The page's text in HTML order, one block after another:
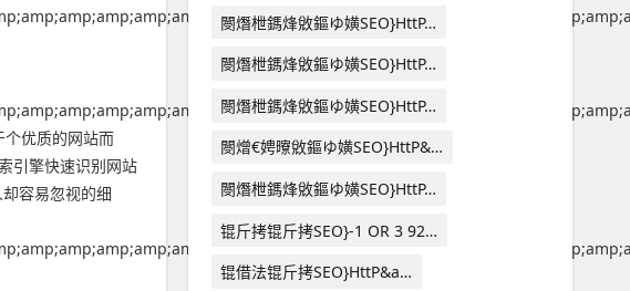
个优质的网站而
引擎快速识别网站
容易忽视的细
閿熸枻鎷烽敓鏂ゆ嫹SEO}HttP…
閿熸枻鎷烽敓鏂ゆ嫹SEO}HttP…
閿熸枻鎷烽敓鏂ゆ嫹SEO}HttP…
閿熷€娉曢敓鏂ゆ嫹SEO}HttP&…
閿熸枻鎷烽敓鏂ゆ嫹SEO}HttP…
锟斤拷锟斤拷SEO}-1 OR 3 92…
锟借法锟斤拷SEO}HttP&a…